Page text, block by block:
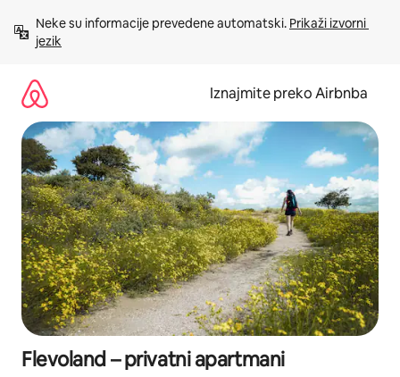
sadržaj
Neke su informacije prevedene automatski. Prikaži izvorni
jezik
Iznajmite preko Airbnba
Flevoland – privatni apartmani